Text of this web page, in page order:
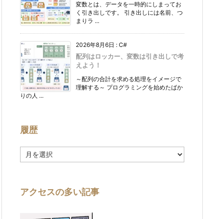
変数とは、データを一時的にしまってお
く引き出しです。 引き出しには名前、つ
まりラ ...
2026年8月6日 : C#
配列はロッカー、変数は引き出しで考
えよう！
～配列の合計を求める処理をイメージで
理解する～ プログラミングを始めたばか
りの人 ...
履歴
歴
アクセスの多い記事